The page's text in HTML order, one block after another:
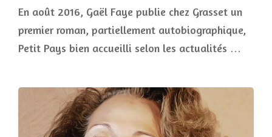
En août 2016, Gaël Faye publie chez Grasset un
premier roman, partiellement autobiographique,
Petit Pays bien accueilli selon les actualités …